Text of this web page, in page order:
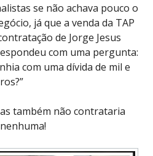
se não achava pouco o
já que a venda da TAP
de Jorge Jesus
com uma pergunta:
com uma dívida de mil e
também não contrataria